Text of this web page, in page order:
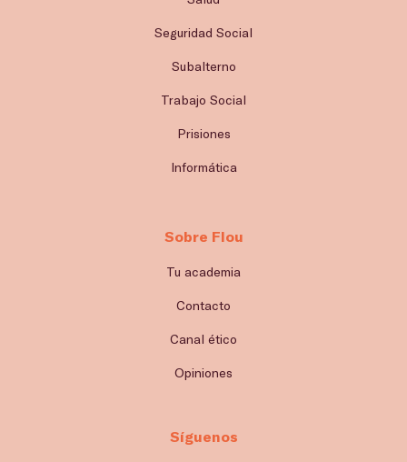
Seguridad Social
Subalterno
Trabajo Social
Prisiones
Informática
Sobre Flou
Tu academia
Contacto
Canal ético
Opiniones
Síguenos